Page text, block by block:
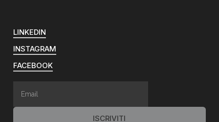
LINKEDIN
INSTAGRAM
FACEBOOK